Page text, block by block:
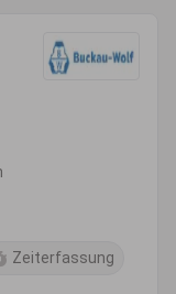
Zeiterfassung